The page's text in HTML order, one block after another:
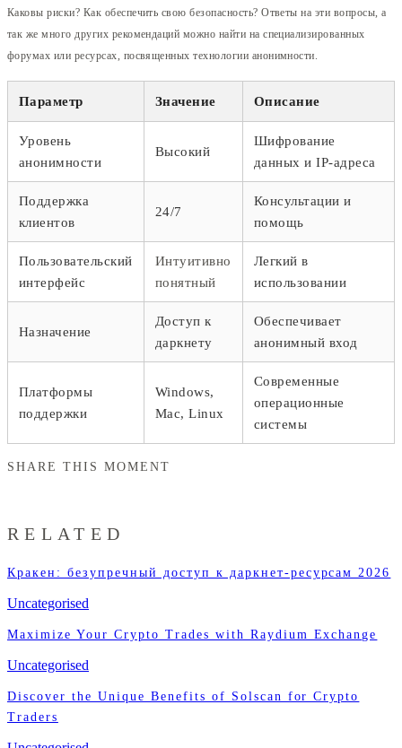
Каковы риски? Как обеспечить свою безопасность? Ответы на эти вопросы, а
так же много других рекомендаций можно найти на специализированных
форумах или ресурсах, посвященных технологии анонимности.
Параметр Значение Описание
Уровень
анонимности
Высокий
Шифрование
данных и IP-адреса
Поддержка
клиентов
24/7
Консультации и
помощь
Пользовательский
интерфейс
Интуитивно
понятный
Легкий в
использовании
Назначение
Доступ к
даркнету
Обеспечивает
анонимный вход
Платформы
поддержки
Windows,
Mac, Linux
Современные
операционные
системы
SHARE THIS MOMENT
RELATED
Кракен: безупречный доступ к даркнет-ресурсам 2026
Uncategorised
Maximize Your Crypto Trades with Raydium Exchange
Uncategorised
Discover the Unique Benefits of Solscan for Crypto
Traders